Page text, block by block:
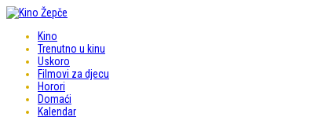
Kino
Trenutno u kinu
Uskoro
Filmovi za djecu
Horori
Domaći
Kalendar